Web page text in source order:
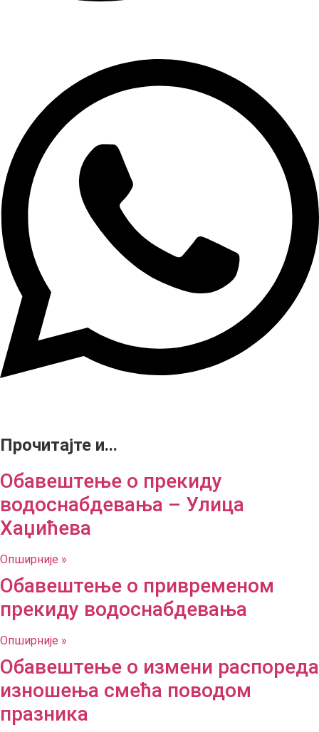
Прочитајте и...
Обавештење о прекиду
водоснабдевања – Улица
Хаџићева
Опширније »
Обавештење о привременом
прекиду водоснабдевања
Опширније »
Обавештење о измени распореда
изношења смећа поводом
празника